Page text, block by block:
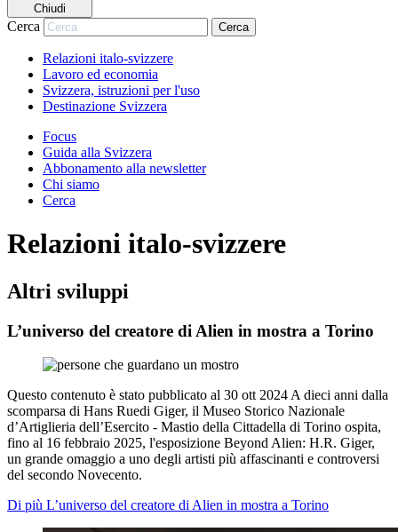
Chiudi
Cerca Cerca
Relazioni italo-svizzere
Lavoro ed economia
Svizzera, istruzioni per l'uso
Destinazione Svizzera
Focus
Guida alla Svizzera
Abbonamento alla newsletter
Chi siamo
Cerca
Relazioni italo-svizzere
Altri sviluppi
L’universo del creatore di Alien in mostra a Torino
Questo contenuto è stato pubblicato al 30 ott 2024 A dieci anni dalla
scomparsa di Hans Ruedi Giger, il Museo Storico Nazionale
d’Artiglieria dell’Esercito - Mastio della Cittadella di Torino ospita,
fino al 16 febbraio 2025, l'esposizione Beyond Alien: H.R. Giger,
un grande omaggio a uno degli artisti più affascinanti e controversi
del secondo Novecento.
Di più L’universo del creatore di Alien in mostra a Torino